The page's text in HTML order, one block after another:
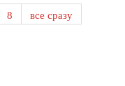
8
все сразу